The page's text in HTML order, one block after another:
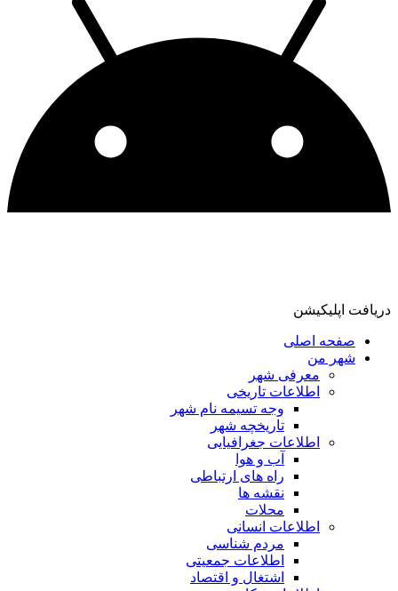
دریافت اپلیکیشن
صفحه اصلی
شهر من
معرفی شهر
اطلاعات تاریخی
وجه تسیمه نام شهر
تاریخچه شهر
اطلاعات جغرافیایی
آب و هوا
راه های ارتباطی
نقشه ها
محلات
اطلاعات انسانی
مردم شناسی
اطلاعات جمعیتی
اشتغال و اقتصاد